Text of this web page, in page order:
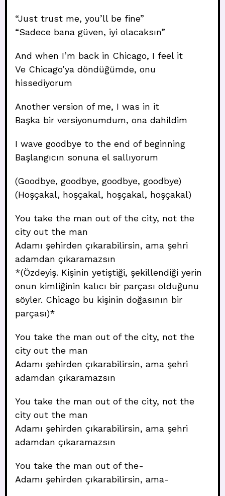
“Just trust me, you’ll be fine”
“Sadece bana güven, iyi olacaksın”
And when I’m back in Chicago, I feel it
Ve Chicago’ya döndüğümde, onu
hissediyorum
Another version of me, I was in it
Başka bir versiyonumdum, ona dahildim
I wave goodbye to the end of beginning
Başlangıcın sonuna el sallıyorum
(Goodbye, goodbye, goodbye, goodbye)
(Hoşçakal, hoşçakal, hoşçakal, hoşçakal)
You take the man out of the city, not the
city out the man
Adamı şehirden çıkarabilirsin, ama şehri
adamdan çıkaramazsın
*(Özdeyiş. Kişinin yetiştiği, şekillendiği yerin
onun kimliğinin kalıcı bir parçası olduğunu
söyler. Chicago bu kişinin doğasının bir
parçası)*
You take the man out of the city, not the
city out the man
Adamı şehirden çıkarabilirsin, ama şehri
adamdan çıkaramazsın
You take the man out of the city, not the
city out the man
Adamı şehirden çıkarabilirsin, ama şehri
adamdan çıkaramazsın
You take the man out of the-
Adamı şehirden çıkarabilirsin, ama-